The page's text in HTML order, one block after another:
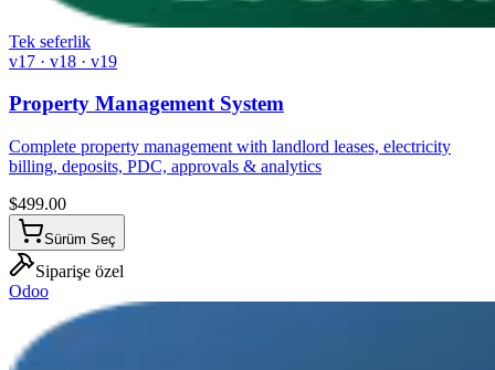
Tek seferlik
v17 · v18 · v19
Property Management System
Complete property management with landlord leases, electricity
billing, deposits, PDC, approvals & analytics
$499.00
Sürüm Seç
Siparişe özel
Odoo